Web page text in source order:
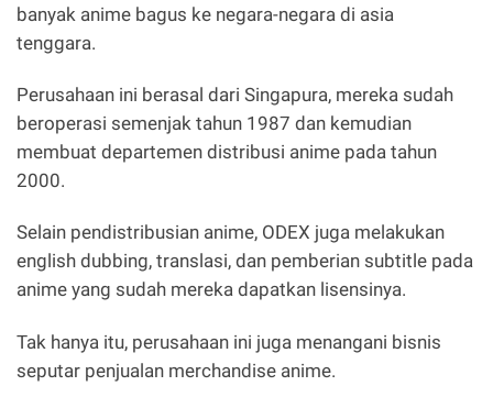
banyak anime bagus ke negara-negara di asia
tenggara.
Perusahaan ini berasal dari Singapura, mereka sudah
beroperasi semenjak tahun 1987 dan kemudian
membuat departemen distribusi anime pada tahun
2000.
Selain pendistribusian anime, ODEX juga melakukan
english dubbing, translasi, dan pemberian subtitle pada
anime yang sudah mereka dapatkan lisensinya.
Tak hanya itu, perusahaan ini juga menangani bisnis
seputar penjualan merchandise anime.